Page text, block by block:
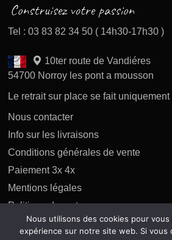
Tel : 03 83 82 34 50 ( 14h30-17h30 )
10ter route de Vandiéres
54700 Norroy les pont a mousson
Le retrait sur place se fait
Nous contacter
Info sur les livraisons
Conditions générales de vente
Paiement 3x 4x
Mentions légales
Politique des retours
Politique de confidentialité
Nous utilisons des cookies pour vous
expérience sur notre site web. Si vous